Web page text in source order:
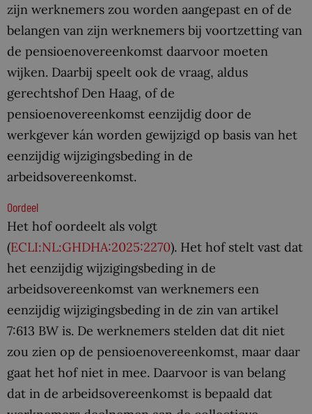
zijn werknemers zou worden aangepast en of de
belangen van zijn werknemers bij voortzetting van
de pensioenovereenkomst daarvoor moeten
wijken. Daarbij speelt ook de vraag, aldus
gerechtshof Den Haag, of de
pensioenovereenkomst eenzijdig door de
werkgever kán worden gewijzigd op basis van het
eenzijdig wijzigingsbeding in de
arbeidsovereenkomst.
Oordeel
Het hof oordeelt als volgt
(ECLI:NL:GHDHA:2025:2270). Het hof stelt vast dat
het eenzijdig wijzigingsbeding in de
arbeidsovereenkomst van werknemers een
eenzijdig wijzigingsbeding in de zin van artikel
7:613 BW is. De werknemers stelden dat dit niet
zou zien op de pensioenovereenkomst, maar daar
gaat het hof niet in mee. Daarvoor is van belang
dat in de arbeidsovereenkomst is bepaald dat